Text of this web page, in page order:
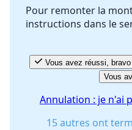
Pour remonter la
instructions dans le
Vous avez réussi,
Vous
Annulation : je n'ai
15 autres ont